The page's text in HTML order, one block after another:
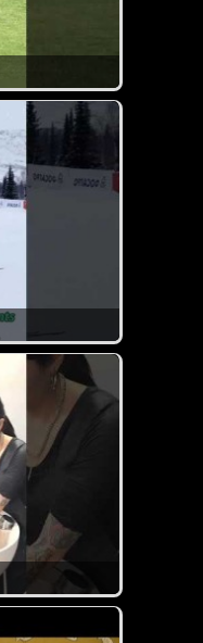
wenn du in
Szenen mit vielen